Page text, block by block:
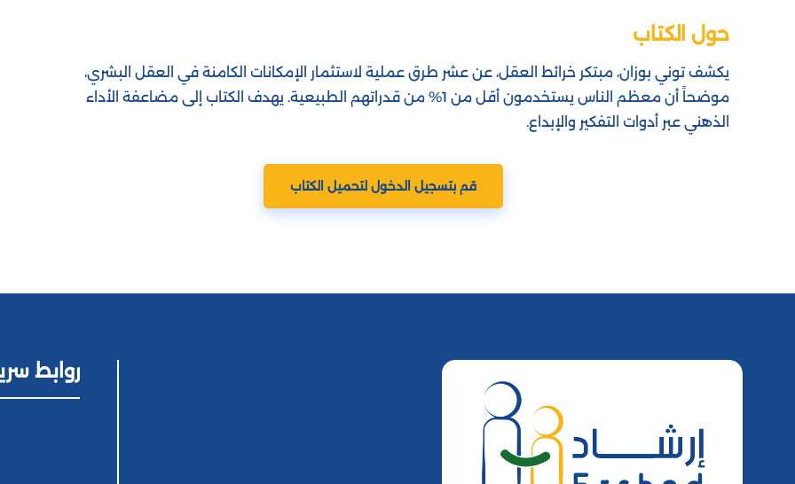
حول الكتاب
يكشف توني بوزان، مبتكر خرائط العقل، عن عشر طرق عملية لاستثمار الإمكانات الكامنة في العقل البشري،
موضحاً أن معظم الناس يستخدمون أقل من 1% من قدراتهم الطبيعية. يهدف الكتاب إلى مضاعفة الأداء
الذهني عبر أدوات التفكير والإبداع.
قم بتسجيل الدخول لتحميل الكتاب
روابط